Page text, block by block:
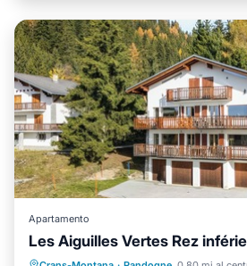
Apartamento
Les Aiguilles Vertes Rez